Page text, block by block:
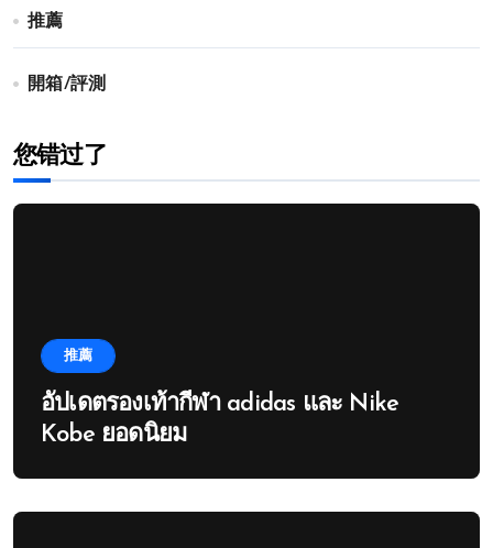
推薦
開箱/評測
您错过了
推薦
อัปเดตรองเท้ากีฬา adidas และ Nike
Kobe ยอดนิยม